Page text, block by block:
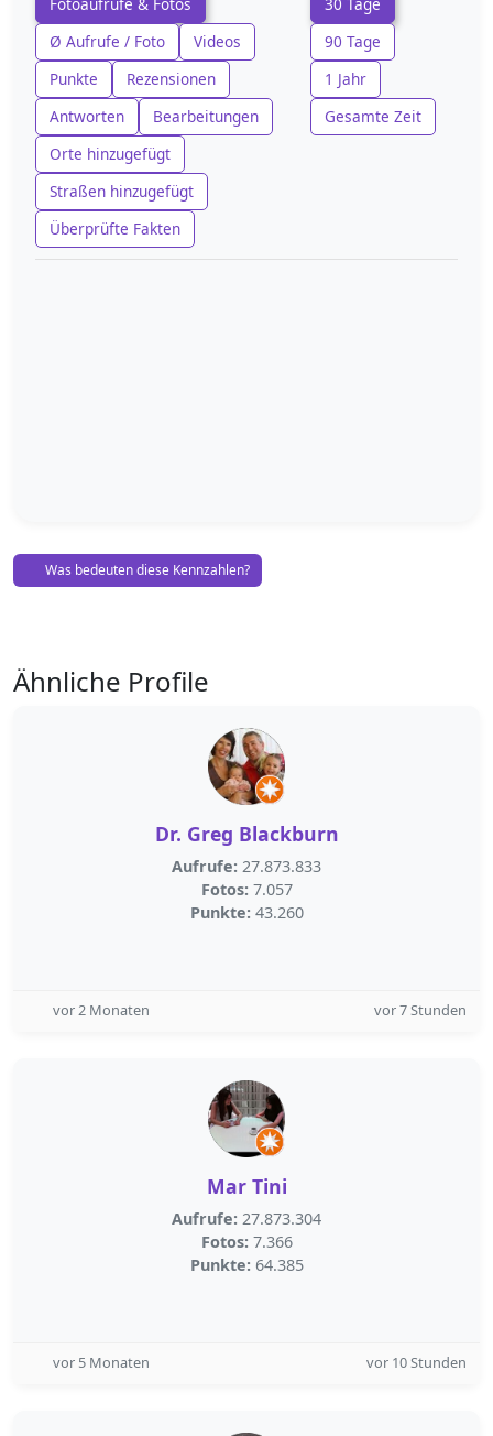
Ø Aufrufe / Foto
Videos
Punkte
Rezensionen
Antworten
Bearbeitungen
Orte hinzugefügt
Straßen hinzugefügt
Überprüfte Fakten
90 Tage
1 Jahr
Gesamte Zeit
Was bedeuten diese Kennzahlen?
Ähnliche Profile
Dr. Greg Blackburn
Aufrufe: 27.873.833
Fotos: 7.057
Punkte: 43.260
vor 2 Monaten vor 7 Stunden
Mar Tini
Aufrufe: 27.873.304
Fotos: 7.366
Punkte: 64.385
vor 5 Monaten vor 10 Stunden